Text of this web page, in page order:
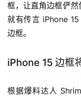
框，让直角边框俨
就有传言 iPhone
边框。
iPhone 15 边框
根据爆料达人